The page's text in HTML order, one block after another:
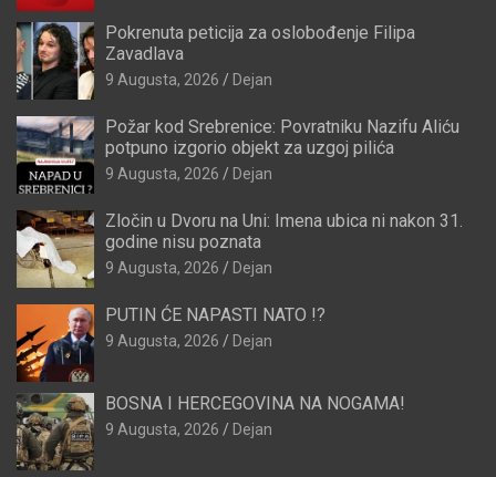
Pokrenuta peticija za oslobođenje Filipa
Zavadlava
9 Augusta, 2026 Dejan
Požar kod Srebrenice: Povratniku Nazifu Aliću
potpuno izgorio objekt za uzgoj pilića
9 Augusta, 2026 Dejan
Zločin u Dvoru na Uni: Imena ubica ni nakon 31.
godine nisu poznata
9 Augusta, 2026 Dejan
PUTIN ĆE NAPASTI NATO !?
9 Augusta, 2026 Dejan
BOSNA I HERCEGOVINA NA NOGAMA!
9 Augusta, 2026 Dejan